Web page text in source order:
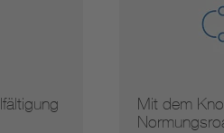
Mit dem Know-How unserer
Normungsroadmaps ans …